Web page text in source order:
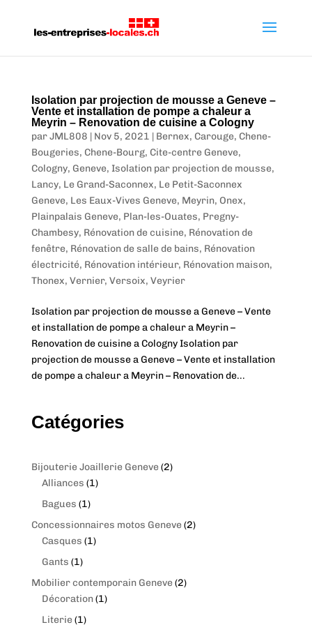
Isolation par projection de mousse a Geneve –
Vente et installation de pompe a chaleur a
Meyrin – Renovation de cuisine a Cologny
parJML808 | Nov 5, 2021 | Bernex, Carouge, Chene-
Bougeries, Chene-Bourg, Cite-centre Geneve,
Cologny, Geneve, Isolation par projection de mousse,
Lancy, Le Grand-Saconnex, Le Petit-Saconnex
Geneve, Les Eaux-Vives Geneve, Meyrin, Onex,
Plainpalais Geneve, Plan-les-Ouates, Pregny-
Chambesy, Rénovation de cuisine, Rénovation de
fenêtre, Rénovation de salle de bains, Rénovation
électricité, Rénovation intérieur, Rénovation maison,
Thonex, Vernier, Versoix, Veyrier
Isolation par projection de mousse a Geneve – Vente
et installation de pompe a chaleur a Meyrin –
Renovation de cuisine a Cologny Isolation par
projection de mousse a Geneve – Vente et installation
de pompe a chaleur a Meyrin – Renovation de...
Catégories
Bijouterie Joaillerie Geneve 22
d
t
Alliances 11
o
d
c
t
Bagues 11
r
u
c
Concessionnaires motos Geneve 22
Casques 11
o
d
Gants 11
r
Mobilier contemporain Geneve 22
Décoration 11
Literie 11